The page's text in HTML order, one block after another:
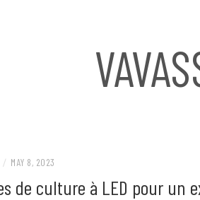
/ MAY 8, 2023
de culture à LED pour un